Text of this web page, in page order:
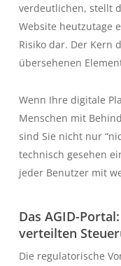
verdeutlichen, stellt
Website heutzutage
Risiko dar. Der Kern
übersehenen
Wenn Ihre digitale
Menschen mit
sind Sie nicht nur
technisch gesehen
jeder Benutzer mit
Das AGID-
verteilten
Die regulatorische